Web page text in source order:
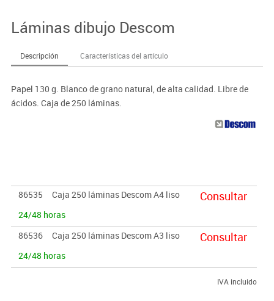
Láminas dibujo Descom
Descripción Características del artículo
Papel 130 g. Blanco de grano natural, de alta calidad. Libre de
ácidos. Caja de 250 láminas.
86535
Caja 250 láminas Descom A4 liso
24/48 horas
Consultar
86536
Caja 250 láminas Descom A3 liso
24/48 horas
Consultar
IVA incluido